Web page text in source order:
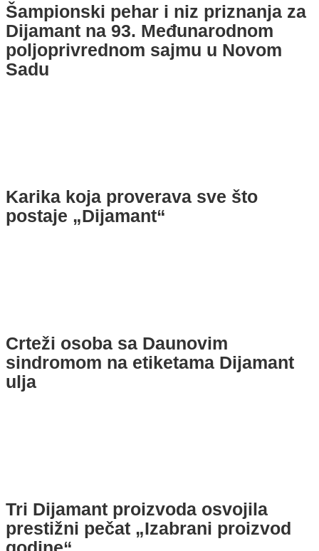
Šampionski pehar i niz priznanja za
Dijamant na 93. Međunarodnom
poljoprivrednom sajmu u Novom
Sadu
Karika koja proverava sve što
postaje „Dijamant“
Crteži osoba sa Daunovim
sindromom na etiketama Dijamant
ulja
Tri Dijamant proizvoda osvojila
prestižni pečat „Izabrani proizvod